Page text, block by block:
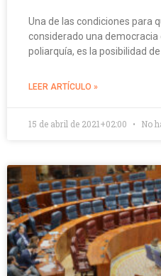
Una de las condiciones para
considerado una
poliarquía, es la posibilidad
LEER ARTÍCULO »
15 de abril de 2021+02:00 No